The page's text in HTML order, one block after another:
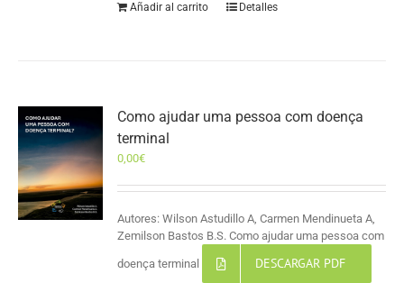
Añadir al carrito Detalles
Como ajudar uma pessoa com doença
terminal
0,00€
Autores: Wilson Astudillo A, Carmen Mendinueta A,
Zemilson Bastos B.S. Como ajudar uma pessoa com
doença terminal DESCARGAR PDF